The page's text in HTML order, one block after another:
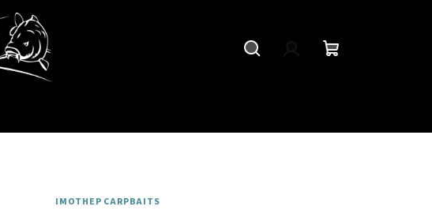
IMOTHEP CARPBAITS